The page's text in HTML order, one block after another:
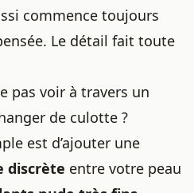
commence toujours
Le détail fait toute
pas voir à travers un
de culotte ?
est d’ajouter une
discrète entre votre peau